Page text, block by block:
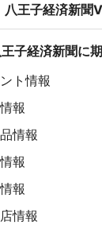
八王子経済新聞
王子経済新聞に
ト情報
報
情報
報
報
情報